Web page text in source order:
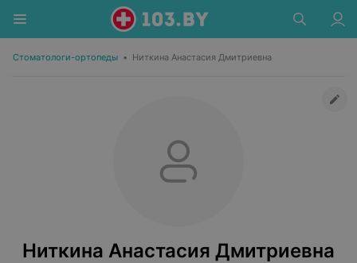
Стоматологи-ортопеды • Ниткина Анастасия Дмитриевна
Ниткина Анастасия Дмитриевна